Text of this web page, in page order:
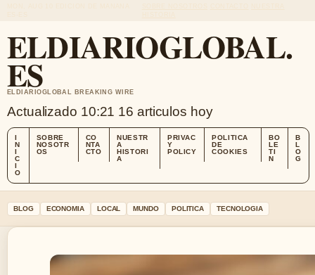
ELDIARIOGLOBAL.
ES
ELDIARIOGLOBAL BREAKING WIRE
Actualizado 10:21 16 articulos hoy
I
N
I
C
I
O
SOBRE
NOSOTR
OS
CO
NTA
CTO
NUESTR
A
HISTORI
A
PRIVAC
Y
POLICY
POLITICA
DE
COOKIES
BO
LE
TI
N
B
L
O
G
BLOG ECONOMIA LOCAL MUNDO POLITICA TECNOLOGIA